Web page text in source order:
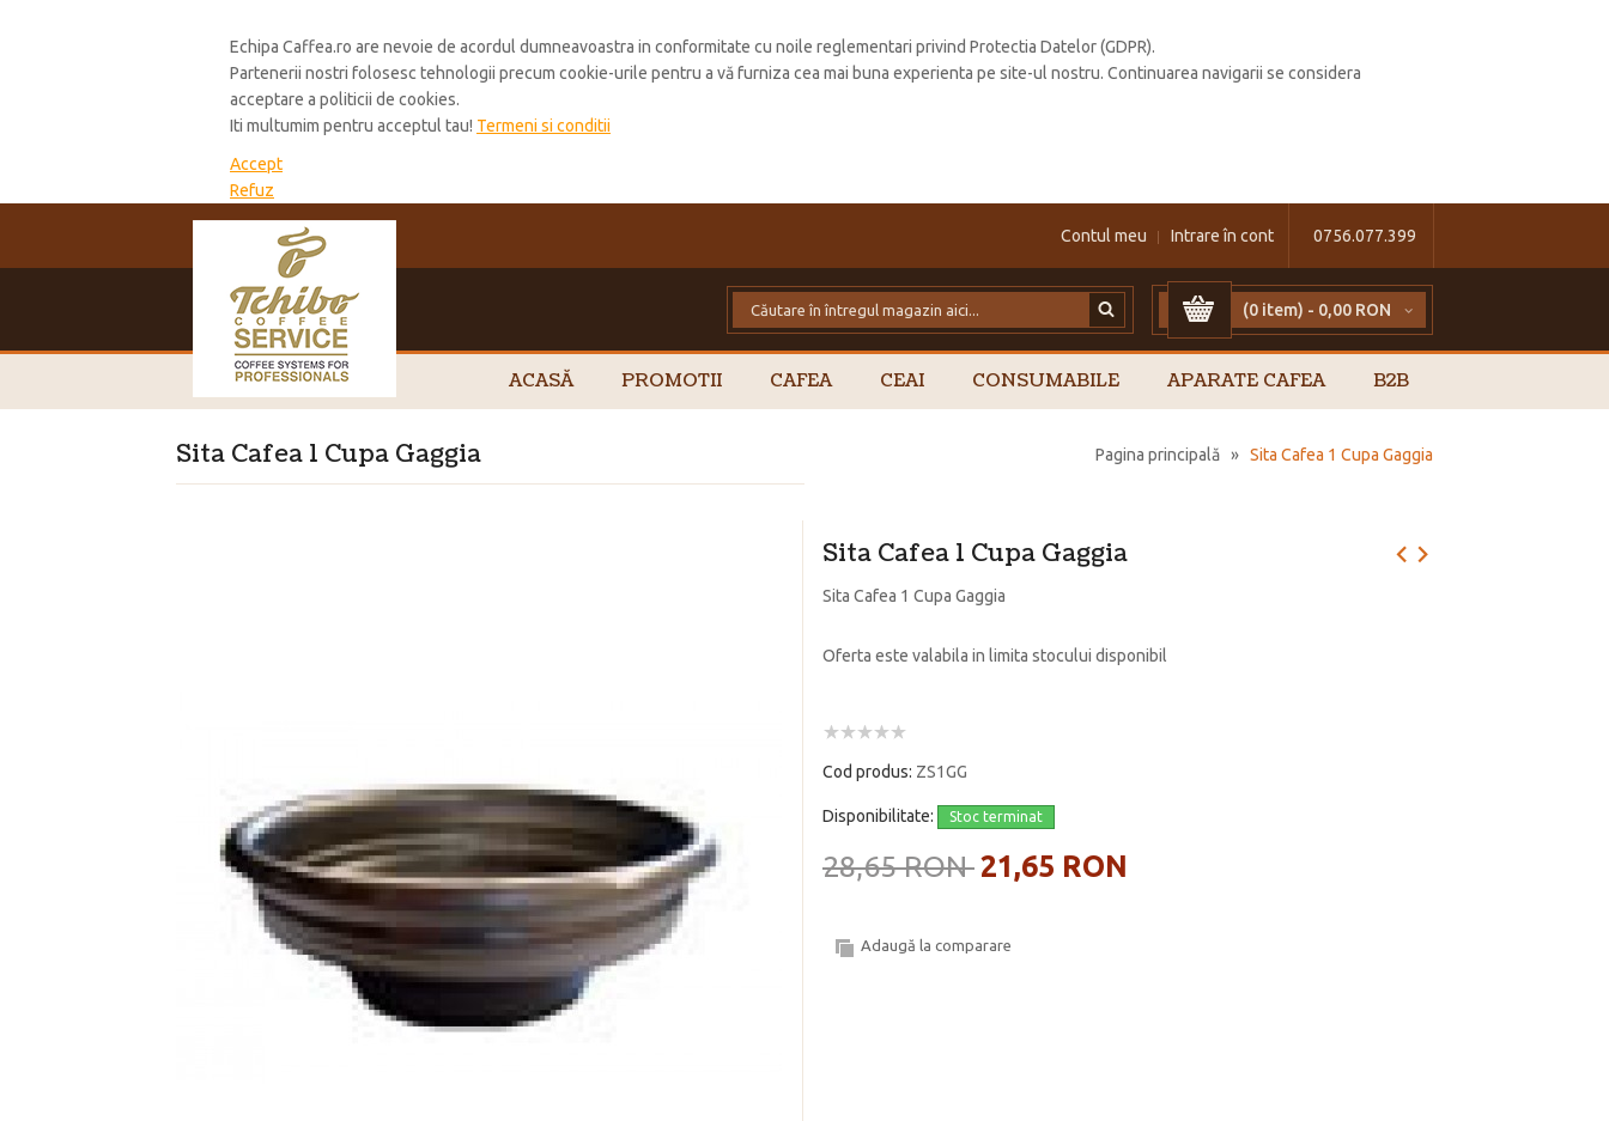
Echipa Caffea.ro are nevoie de acordul dumneavoastra in conformitate cu noile reglementari privind Protectia Datelor (GDPR).
Partenerii nostri folosesc tehnologii precum cookie-urile pentru a vă furniza cea mai buna experienta pe site-ul nostru. Continuarea navigarii se considera
acceptare a politicii de cookies.
Iti multumim pentru acceptul tau! Termeni si conditii
Accept
Refuz
0756.077.399
Contul meu Intrare în cont
(0 item) - 0,00 RON
ACASĂ PROMOTII CAFEA CEAI CONSUMABILE APARATE CAFEA B2B
Pagina principală » Sita Cafea 1 Cupa Gaggia
Sita Cafea 1 Cupa Gaggia
Sita Cafea 1 Cupa Gaggia
Sita Cafea 1 Cupa Gaggia
Oferta este valabila in limita stocului disponibil
Cod produs: ZS1GG
Disponibilitate: Stoc terminat
28,65 RON21,65 RON
Adaugă la comparare